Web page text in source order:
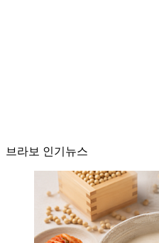
브라보 인기뉴스